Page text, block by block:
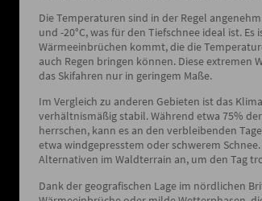
Die Temperaturen sind in der Regel
und -20°C, was für den Tiefschnee ideal ist.
Wärmeeinbrüchen kommt, die die
auch Regen bringen können. Diese
das Skifahren nur in geringem Maße.
Im Vergleich zu anderen Gebieten ist das
verhältnismäßig stabil. Während etwa 75%
herrschen, kann es an den verbleibenden
etwa windgepresstem oder schwerem
Alternativen im Waldterrain an, um den Tag
Dank der geografischen Lage im nördlichen